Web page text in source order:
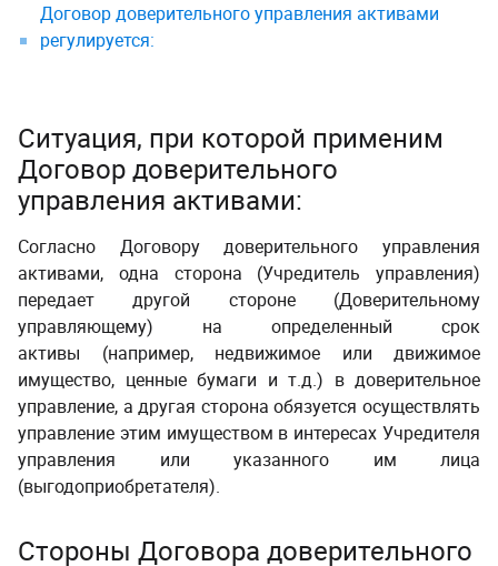
Договор доверительного управления активами
регулируется:
Ситуация, при которой применим
Договор доверительного
управления активами:
Согласно Договору доверительного управления
активами, одна сторона (Учредитель управления)
передает другой стороне (Доверительному
управляющему) на определенный срок
активы (например, недвижимое или движимое
имущество, ценные бумаги и т.д.) в доверительное
управление, а другая сторона обязуется осуществлять
управление этим имуществом в интересах Учредителя
управления или указанного им лица
(выгодоприобретателя).
Стороны Договора доверительного